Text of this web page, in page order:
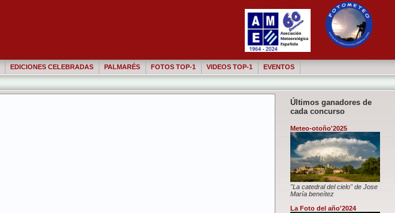
EDICIONES CELEBRADAS PALMARÉS FOTOS TOP-1 VIDEOS TOP-1 EVENTOS
Últimos ganadores de
cada concurso
Meteo-otoño'2025
"La catedral del cielo" de Jose
María beneítez
La Foto del año'2024